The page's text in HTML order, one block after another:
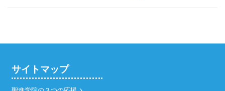
サイトマップ